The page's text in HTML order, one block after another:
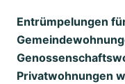
Entrümpelungen
Privatwohnungen